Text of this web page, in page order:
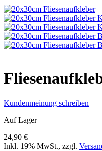
Kundenmeinung schreiben
Auf Lager
24,90 €
Inkl. 19% MwSt., zzgl.